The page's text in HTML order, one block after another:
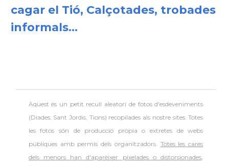
cagar el Tió, Calçotades, trobades
informals...
Aquest és un petit recull aleatori de fotos d'esdeveniments
(Diades, Sant Jordis, Tions) recopilades als nostre sites. Totes
les fotos són de producció pròpia o extretes de webs
públiques amb permís dels organitzadors. Totes les cares
dels menors han d'aparèixer pixelades o distorsionades,